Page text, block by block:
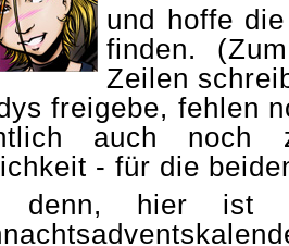
und hoffe
finden.
Zeilen
freigebe, fehlen
auch noch
- für die
denn, hier ist